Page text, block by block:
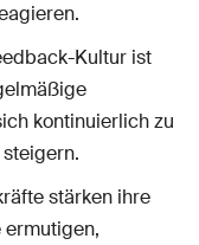
Kultur ist
kontinuierlich zu
stärken ihre
ermutigen,